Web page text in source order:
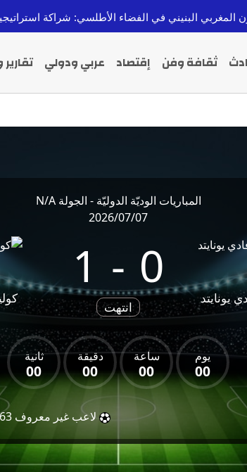
البنيني في الفضاء الأطلسي: شراكة استراتيجية لتعزيز
ثقافة وفن إقتصاد عربي ودولي
المباريات الوديّة الدوليّة - الجولة N/A
2026/07/07
يونايتد
0
-
1
انتهت
يوم
00
ساعة
00
دقيقة
00
ثانية
00
لاعب غير معروف 63'